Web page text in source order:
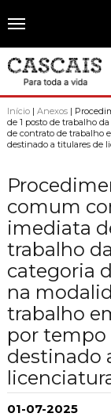
Português
CASCAIS.PT
CASCAIS
História
Gastronomia
Brasão de Cascais
Arquivo Historico
Recursos
GOVERNO
Assembleia
Câmara Municipal
Gestão
Projetos
Transparência
Planeamento
FREGUESIAS:
Alcabideche
Carcavelos e Parede
Cascais e Estoril
S. Domingos de
EMPRESAS
Cascais Ambiente
Cascais Dinâmica
Cascais Envolvente
Cascais Próxima
FACTOS E
Ambiente & Energia
Economia &
Governação
COMUNICAÇÃO:
Agenda do
VIVER
VISITAR
Início| Anexos|
de 1 posto de trabalho
de contrato de trabalho
destinado a titulares de
comum
imediata
trabalho
categoria
na
trabalho
por
destinado
01-07-2025